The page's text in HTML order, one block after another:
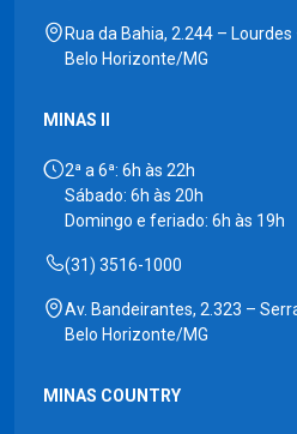
Rua da Bahia, 2.244 – Lourdes
Belo Horizonte/MG
MINAS II
2ª a 6ª: 6h às 22h
Sábado: 6h às 20h
Domingo e feriado: 6h às 19h
(31) 3516-1000
Av. Bandeirantes, 2.323 –
Belo Horizonte/MG
MINAS COUNTRY